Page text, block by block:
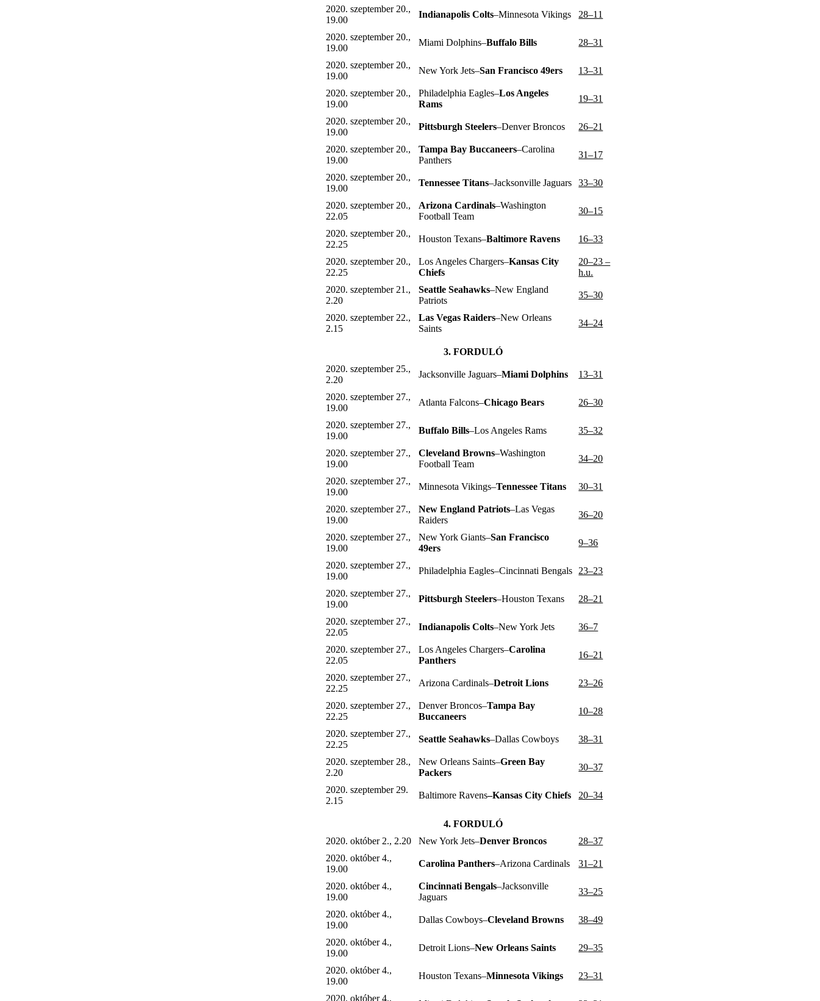
2020. szeptember 20.,
19.00
Indianapolis Colts–Minnesota Vikings 28–11
2020. szeptember 20.,
19.00
Miami Dolphins–Buffalo Bills 28–31
2020. szeptember 20.,
19.00
New York Jets–San Francisco 49ers 13–31
2020. szeptember 20.,
19.00
Philadelphia Eagles–Los Angeles
Rams
19–31
2020. szeptember 20.,
19.00
Pittsburgh Steelers–Denver Broncos 26–21
2020. szeptember 20.,
19.00
Tampa Bay Buccaneers–Carolina
Panthers
31–17
2020. szeptember 20.,
19.00
Tennessee Titans–Jacksonville Jaguars 33–30
2020. szeptember 20.,
22.05
Arizona Cardinals–Washington
Football Team
30–15
2020. szeptember 20.,
22.25
Houston Texans–Baltimore Ravens 16–33
2020. szeptember 20.,
22.25
Los Angeles Chargers–Kansas City
Chiefs
20–23 –
h.u.
2020. szeptember 21.,
2.20
Seattle Seahawks–New England
Patriots
35–30
2020. szeptember 22.,
2.15
Las Vegas Raiders–New Orleans
Saints
34–24
3. FORDULÓ
2020. szeptember 25.,
2.20
Jacksonville Jaguars–Miami Dolphins 13–31
2020. szeptember 27.,
19.00
Atlanta Falcons–Chicago Bears 26–30
2020. szeptember 27.,
19.00
Buffalo Bills–Los Angeles Rams 35–32
2020. szeptember 27.,
19.00
Cleveland Browns–Washington
Football Team
34–20
2020. szeptember 27.,
19.00
Minnesota Vikings–Tennessee Titans 30–31
2020. szeptember 27.,
19.00
New England Patriots–Las Vegas
Raiders
36–20
2020. szeptember 27.,
19.00
New York Giants–San Francisco
49ers
9–36
2020. szeptember 27.,
19.00
Philadelphia Eagles–Cincinnati Bengals 23–23
2020. szeptember 27.,
19.00
Pittsburgh Steelers–Houston Texans 28–21
2020. szeptember 27.,
22.05
Indianapolis Colts–New York Jets 36–7
2020. szeptember 27.,
22.05
Los Angeles Chargers–Carolina
Panthers
16–21
2020. szeptember 27.,
22.25
Arizona Cardinals–Detroit Lions 23–26
2020. szeptember 27.,
22.25
Denver Broncos–Tampa Bay
Buccaneers
10–28
2020. szeptember 27.,
22.25
Seattle Seahawks–Dallas Cowboys 38–31
2020. szeptember 28.,
2.20
New Orleans Saints–Green Bay
Packers
30–37
2020. szeptember 29.
2.15
Baltimore Ravens–Kansas City Chiefs 20–34
4. FORDULÓ
2020. október 2., 2.20
New York Jets–Denver Broncos
28–37
2020. október 4.,
19.00
Carolina Panthers–Arizona Cardinals 31–21
2020. október 4.,
19.00
Cincinnati Bengals–Jacksonville
Jaguars
33–25
2020. október 4.,
19.00
Dallas Cowboys–Cleveland Browns 38–49
2020. október 4.,
19.00
Detroit Lions–New Orleans Saints 29–35
2020. október 4.,
19.00
Houston Texans–Minnesota Vikings 23–31
2020. október 4.,